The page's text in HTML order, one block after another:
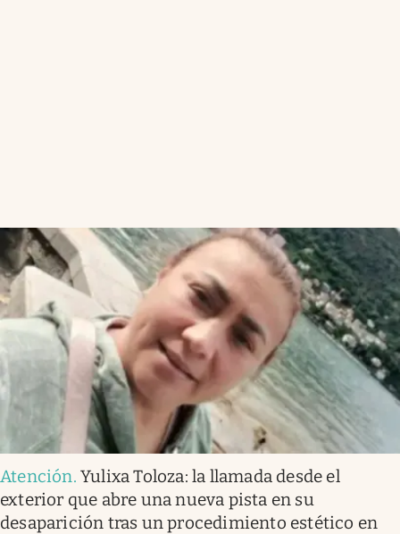
Atención.Yulixa Toloza: la llamada desde el
exterior que abre una nueva pista en su
desaparición tras un procedimiento estético en